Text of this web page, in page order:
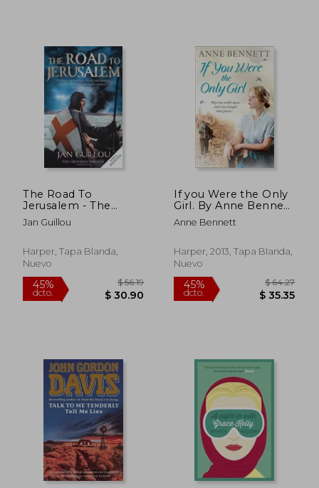
45%
dcto. $ 25.07
45%
dcto.
45% 45%
The Road To
Jerusalem - The
Crusades Trilogy;
Book 1
Jan Guillou
Harper, Tapa Blanda,
Nuevo
If you Were the Only
Girl. By Anne Bennett
(en Inglés)
Anne Bennett
Harper, 2013, Tapa Blanda,
Nuevo